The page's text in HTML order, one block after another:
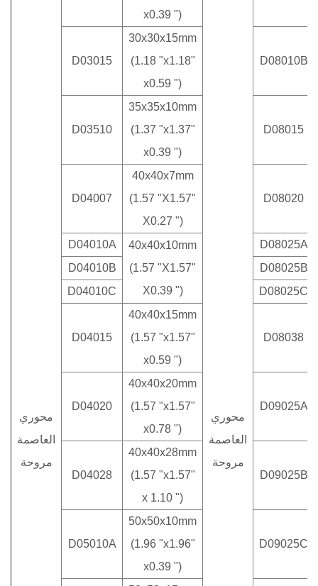
محوري
العاصمة
مروحة
محوري
العاصمة
مروحة
x0.39 ")
D03015
30x30x15mm
(1.18 "x1.18"
x0.59 ")
D08010B
D03510
35x35x10mm
(1.37 "x1.37"
x0.39 ")
D08015
D04007
40x40x7mm
(1.57 "X1.57"
X0.27 ")
D08020
D04010A
40x40x10mm
(1.57 "X1.57"
X0.39 ")
D08025A
D04010B
D08025B
D04010C
D08025C
D04015
40x40x15mm
(1.57 "x1.57"
x0.59 ")
D08038
D04020
40x40x20mm
(1.57 "x1.57"
x0.78 ")
D09025A
D04028
40x40x28mm
(1.57 "x1.57"
x 1.10 ")
D09025B
D05010A
50x50x10mm
(1.96 "x1.96"
x0.39 ")
D09025C